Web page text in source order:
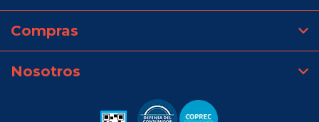
Compras
Nosotros